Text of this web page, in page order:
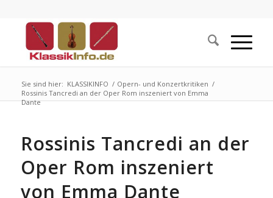
Sie sind hier: KLASSIKINFO / Opern- und Konzertkritiken /
Rossinis Tancredi an der Oper Rom inszeniert von Emma
Dante
Rossinis Tancredi an der
Oper Rom inszeniert
von Emma Dante